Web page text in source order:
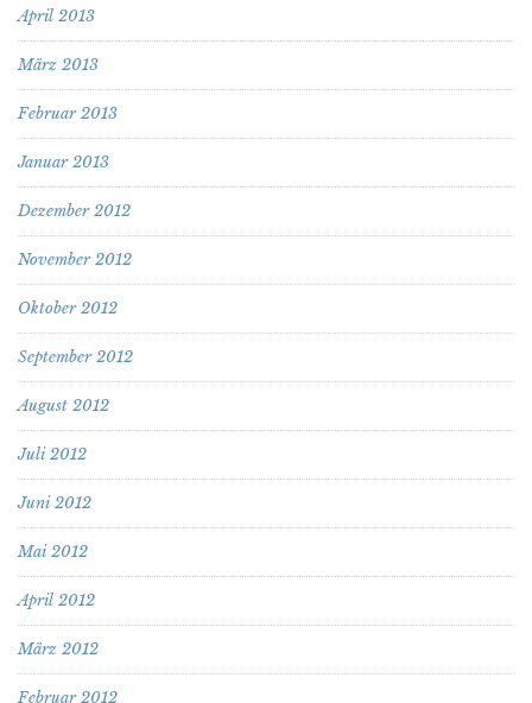
April 2013
März 2013
Februar 2013
Januar 2013
Dezember 2012
November 2012
Oktober 2012
September 2012
August 2012
Juli 2012
Juni 2012
Mai 2012
April 2012
März 2012
Februar 2012